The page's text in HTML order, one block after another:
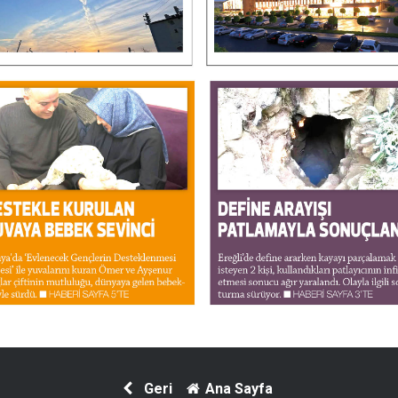
Geri Ana Sayfa